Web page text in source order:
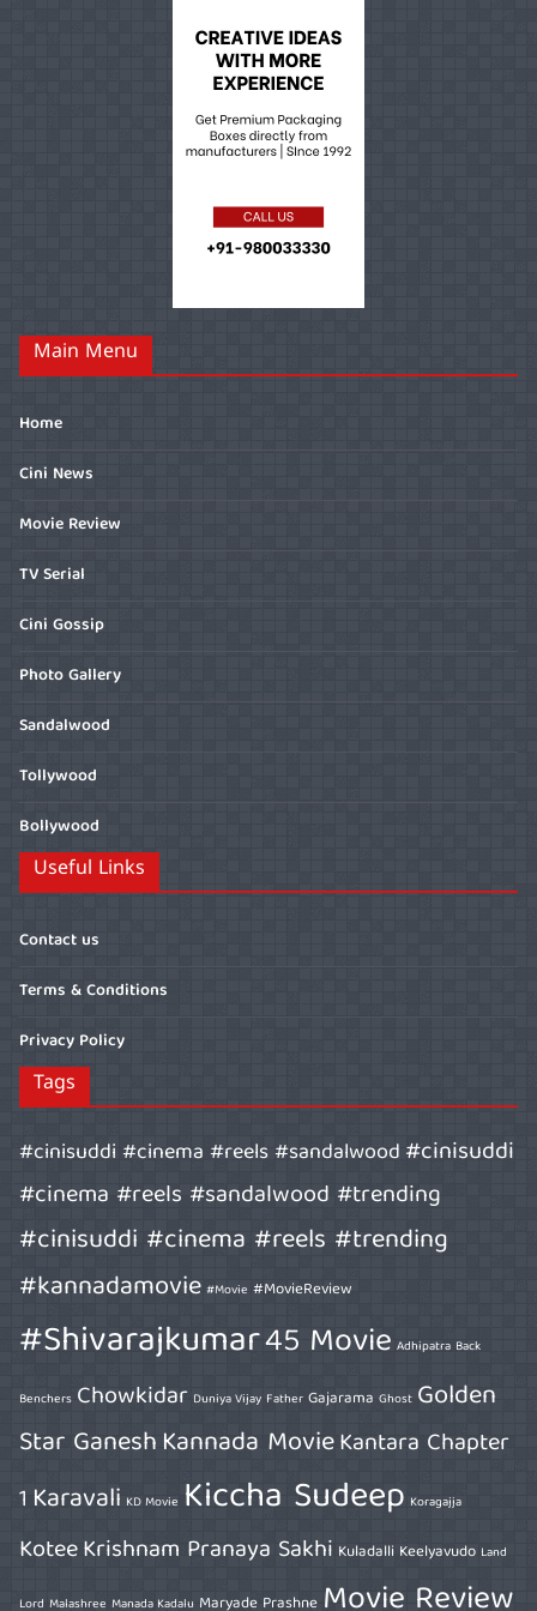
Main Menu
Home
Cini News
Movie Review
TV Serial
Cini Gossip
Photo Gallery
Sandalwood
Tollywood
Bollywood
Useful Links
Contact us
Terms & Conditions
Privacy Policy
Tags
#cinisuddi #cinema #reels #sandalwood#cinisuddi
#cinema #reels #sandalwood #trending
#cinisuddi #cinema #reels #trending
#kannadamovie #Movie #MovieReview
#Shivarajkumar45 Movie Adhipatra Back
Benchers Chowkidar Duniya Vijay Father Gajarama Ghost Golden
Star GaneshKannada MovieKantara Chapter
1 Karavali KD Movie Kiccha Sudeep Koragajja
KoteeKrishnam Pranaya Sakhi Kuladalli Keelyavudo Land
Lord Malashree Manada Kadalu Maryade Prashne